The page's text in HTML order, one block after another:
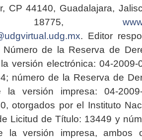
CP 44140, Guadalajara,
18775,
. Editor
Número de la Reserva de
versión electrónica: 04-2009-
número de la Reserva de
la versión impresa: 04-2009-
otorgados por el Instituto
Licitud de Título: 13449 y
la versión impresa, ambos